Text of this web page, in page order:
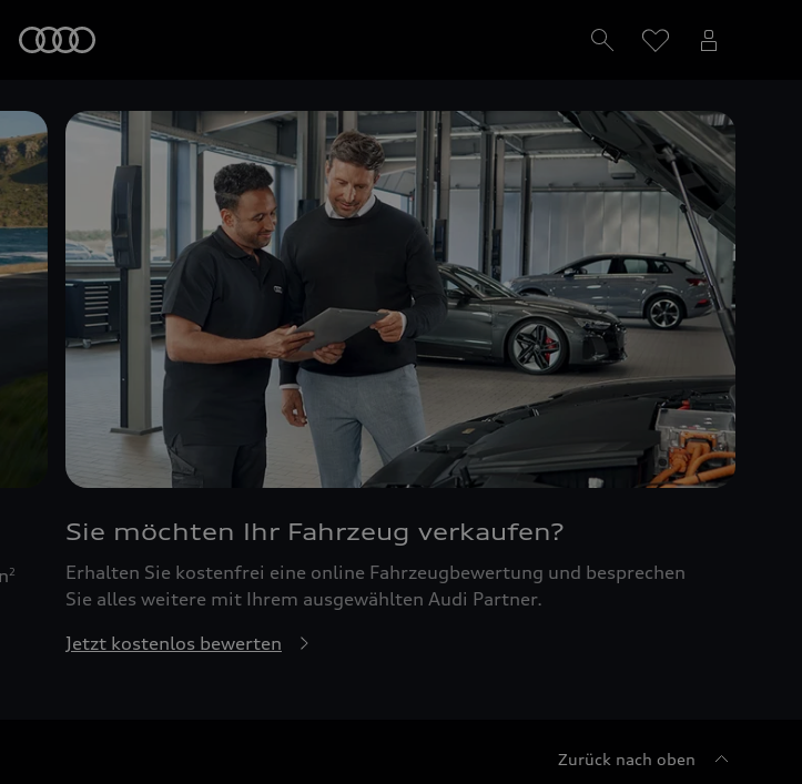
2
Sie möchten Ihr Fahrzeug verkaufen?
Erhalten Sie kostenfrei eine online Fahrzeugbewertung und besprechen
Sie alles weitere mit Ihrem ausgewählten Audi Partner.
Jetzt kostenlos bewerten
Zurück nach oben